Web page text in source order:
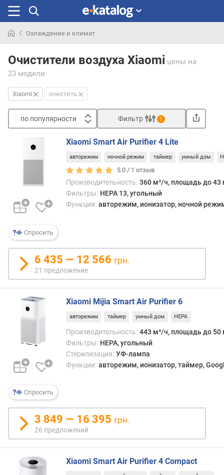
раньше
Охлаждение и климат
Очистители воздуха Xiaomi цены на
23 модели
Xiaomi очистить
по популярности
о
у
л
р
н
с
о
т
ш
е
в
х
к
д
о
р
о
и
Фильтр 1
Спросить
Xiaomi Smart Air Purifier 4 Lite
авторежим ночной режим таймер умный дом
5.0 / 1 отзыв
Производительность: 360 м³/ч, площадь до 43
Фильтры: HEPA 13, угольный
Функции: авторежим, ионизатор, ночной
6 435 — 12 566 грн.
21 предложение
Спросить
Xiaomi Mijia Smart Air Purifier 6
авторежим таймер умный дом HEPA
Производительность: 443 м³/ч, площадь до 50
Фильтры: HEPA, угольный
Стерилизация: УФ-лампа
Функции: авторежим, ионизатор, таймер,
3 849 — 16 395 грн.
26 предложений
Xiaomi Smart Air Purifier 4 Compact